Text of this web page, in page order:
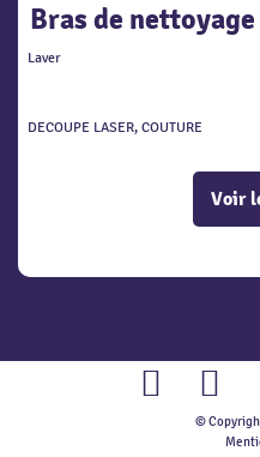
Bras de nettoyage
Laver
DECOUPE LASER, COUTURE
Voir
FacebookTwitter
©